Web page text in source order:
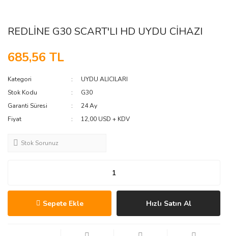
REDLİNE G30 SCART'LI HD UYDU CİHAZI
685,56 TL
Kategori
UYDU ALICILARI
Stok Kodu
G30
Garanti Süresi
24 Ay
Fiyat
12,00 USD + KDV
Stok Sorunuz
Sepete Ekle Hızlı Satın Al